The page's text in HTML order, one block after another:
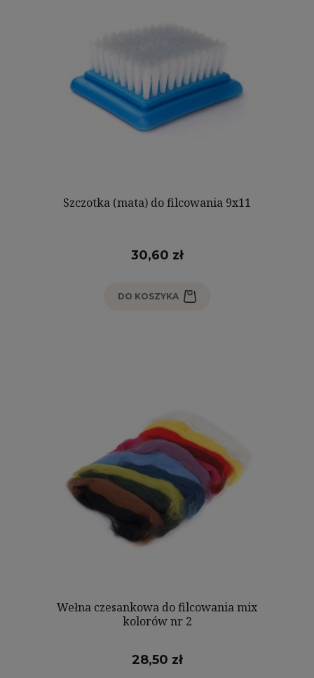
Szczotka (mata) do filcowania 9x11
30,60 zł
DO KOSZYKA
Wełna czesankowa do filcowania mix
kolorów nr 2
28,50 zł